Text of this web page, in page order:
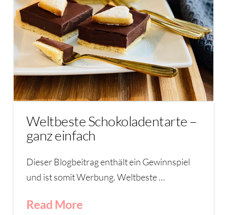
Weltbeste Schokoladentarte –
ganz einfach
Dieser Blogbeitrag enthält ein Gewinnspiel
und ist somit Werbung. Weltbeste …
Read More